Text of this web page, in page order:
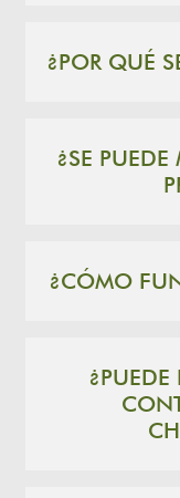
¿POR QUÉ
¿SE
¿CÓMO
¿PUEDE